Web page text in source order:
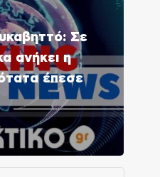
Σε
ανήκει η
έπεσε